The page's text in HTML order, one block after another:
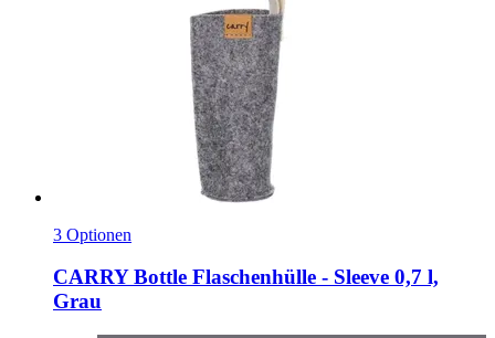
3 Optionen
CARRY Bottle Flaschenhülle -​ Sleeve 0,7 l,
Grau